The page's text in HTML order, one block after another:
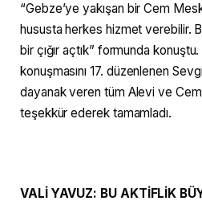
“Gebze’ye yakışan bir Cem
hususta herkes hizmet verebilir.
bir çığır açtık” formunda
konuşmasını 17. düzenlenen
dayanak veren tüm Alevi ve
teşekkür ederek tamamladı.
VALİ YAVUZ: BU AKTİFLİK